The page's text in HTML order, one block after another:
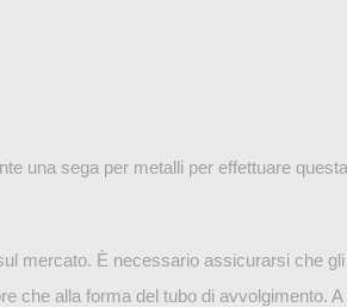
una sega per metalli per effettuare
mercato. È necessario assicurarsi che
che alla forma del tubo di avvolgimento.